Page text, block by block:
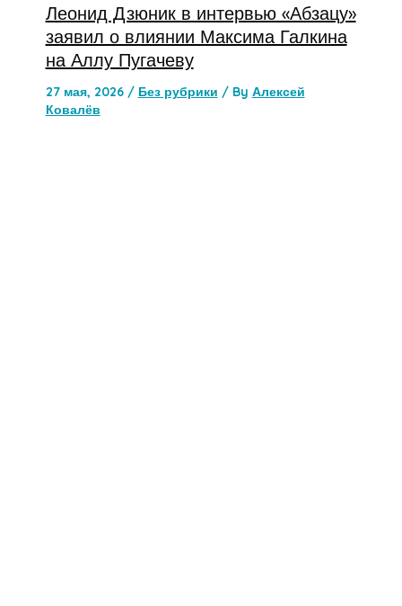
Леонид Дзюник в интервью «Абзацу»
заявил о влиянии Максима Галкина
на Аллу Пугачеву
27 мая, 2026 / Без рубрики / By Алексей
Ковалёв